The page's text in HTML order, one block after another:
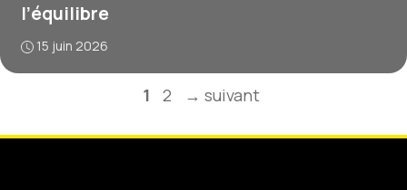
l’équilibre
15 juin 2026
Page
1 Page
2 → suivant